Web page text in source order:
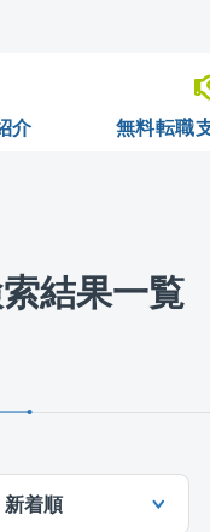
介 無料転職
結果一覧
新着順